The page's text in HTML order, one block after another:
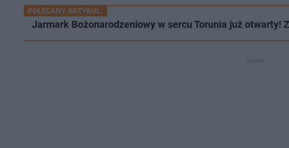
POLECANY ARTYKUŁ:
Jarmark Bożonarodzeniowy w sercu Torunia już otwarty!